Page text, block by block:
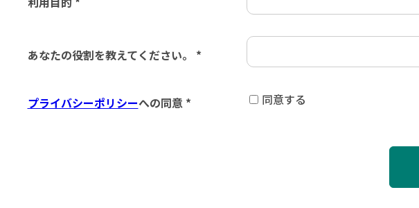
あなたの役割を教えてください。 *
プライバシーポリシーへの同意 * 同意する